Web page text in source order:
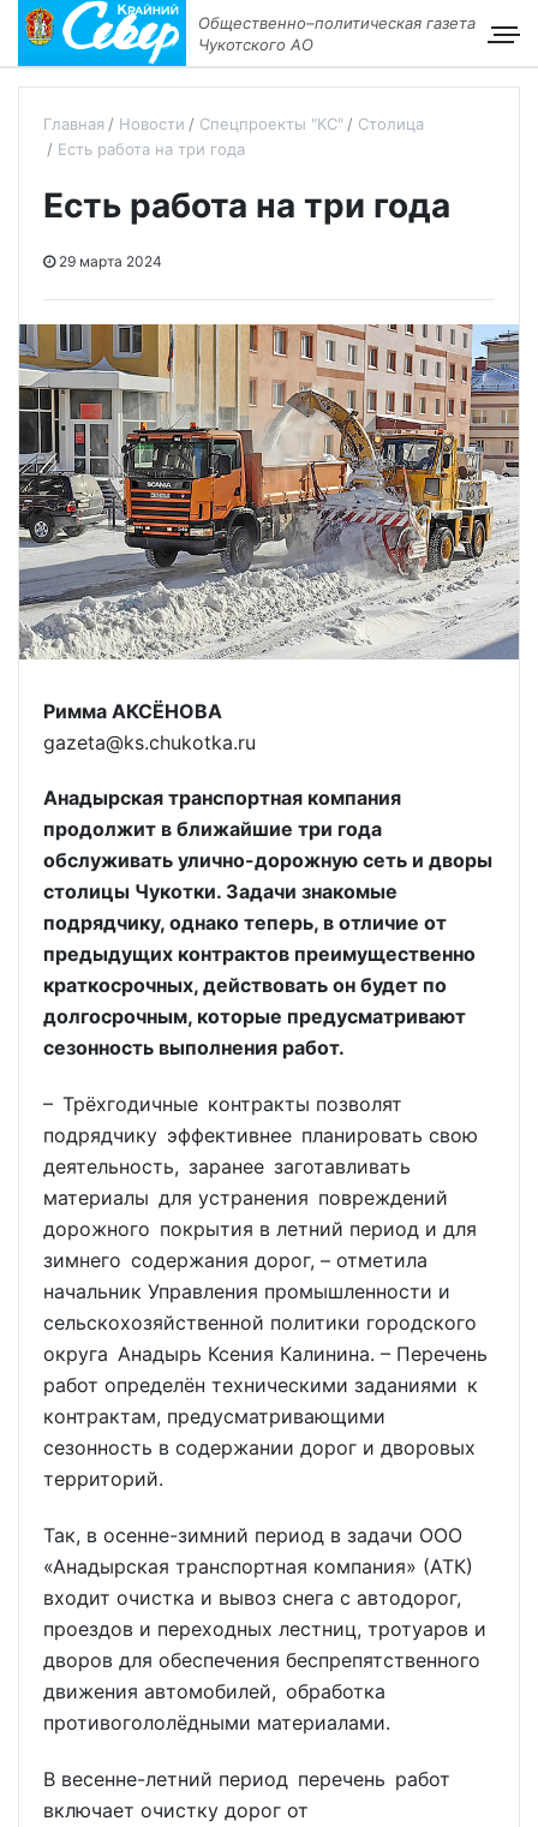
Общественно–политическая газета
Чукотского АО
Главная Новости Спецпроекты "КС"
Столица
Есть работа на три года
Есть работа на три года
29 марта 2024
Римма АКСЁНОВА
gazeta@ks.chukotka.ru
Анадырская транспортная компания
продолжит в ближайшие три года
обслуживать улично-дорожную сеть и дворы
столицы Чукотки. Задачи знакомые
подрядчику, однако теперь, в отличие от
предыдущих контрактов преимущественно
краткосрочных, действовать он будет по
долгосрочным, которые предусматривают
сезонность выполнения работ.
– Трёхгодичные контракты позволят
подрядчику эффективнее планировать свою
деятельность, заранее заготавливать
материалы для устранения повреждений
дорожного покрытия в летний период и для
зимнего содержания дорог, – отметила
начальник Управления промышленности и
сельскохозяйственной политики городского
округа Анадырь Ксения Калинина. – Перечень
работ определён техническими заданиями к
контрактам, предусматривающими
сезонность в содержании дорог и дворовых
территорий.
Так, в осенне-зимний период в задачи ООО
«Анадырская транспортная компания» (АТК)
входит очистка и вывоз снега с автодорог,
проездов и переходных лестниц, тротуаров и
дворов для обеспечения беспрепятственного
движения автомобилей, обработка
противогололёдными материалами.
В весенне-летний период перечень работ
включает очистку дорог от